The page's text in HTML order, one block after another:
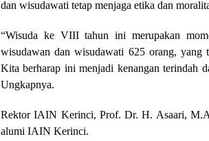
dan wisudawati tetap menjaga etika dan
“Wisuda ke VIII tahun ini merupakan
wisudawan dan wisudawati 625 orang,
Kita berharap ini menjadi kenangan terindah
Ungkapnya.
Rektor IAIN Kerinci, Prof. Dr. H. Asaari,
alumi IAIN Kerinci.